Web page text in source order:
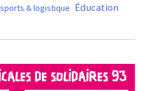
& logistique Éducation